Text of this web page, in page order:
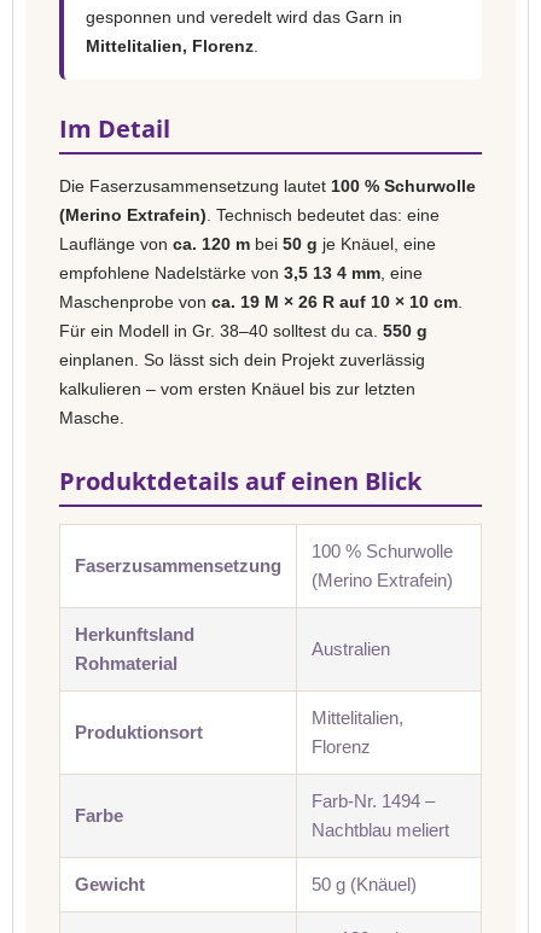
gesponnen und veredelt wird das Garn in
Mittelitalien, Florenz
Im Detail
Die Faserzusammensetzung lautet 100 % Schurwolle
(Merino Extrafein) . Technisch bedeutet das: eine
Lauflänge von ca. 120 m bei 50 g je Knäuel, eine
empfohlene Nadelstärke von 3,5 13 4 mm , eine
Maschenprobe von ca. 19 M × 26 R auf 10 × 10 cm
Für ein Modell in Gr. 38–40 solltest du ca. 550 g
einplanen. So lässt sich dein Projekt zuverlässig
kalkulieren – vom ersten Knäuel bis zur letzten
Masche.
Produktdetails auf einen Blick
Faserzusammensetzung
100 % Schurwolle
(Merino Extrafein)
Herkunftsland
Rohmaterial
Australien
Produktionsort
Mittelitalien,
Florenz
Farbe
Farb-Nr. 1494 –
Nachtblau meliert
Gewicht 50 g (Knäuel)